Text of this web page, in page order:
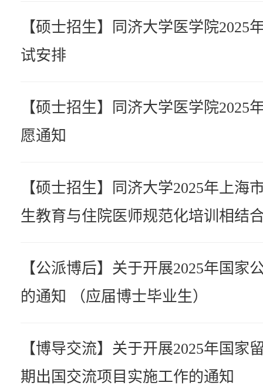
方案
【硕士招生】同济大学医学院2025
试安排
【硕士招生】同济大学医学院2025
愿通知
【硕士招生】同济大学2025年上海
生教育与住院医师规范化培训相结
【公派博后】关于开展2025年国家
的通知 （应届博士毕业生）
【博导交流】关于开展2025年国家
期出国交流项目实施工作的通知